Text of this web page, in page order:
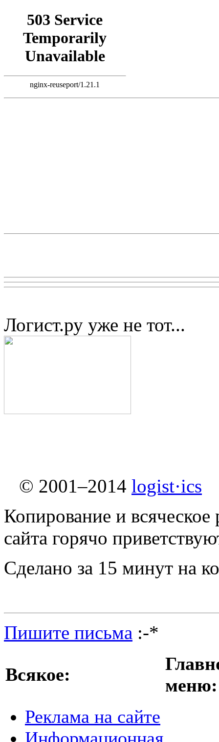
Логист.ру уже не тот...
© 2001–2014 logist·ics
Копирование и всяческое
сайта горячо
Сделано за 15 минут на
Пишите письма :-*
Всякое:
меню:
Реклама на сайте